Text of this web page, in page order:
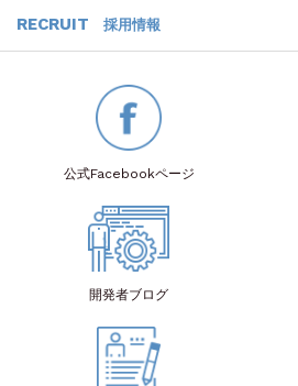
RECRUIT 採用情報
公式Facebookページ
開発者ブログ